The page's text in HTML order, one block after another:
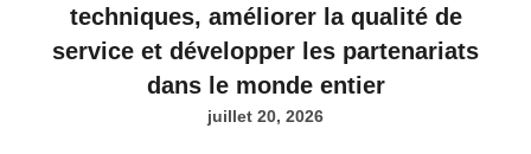
techniques, améliorer la qualité de
service et développer les partenariats
dans le monde entier
juillet 20, 2026